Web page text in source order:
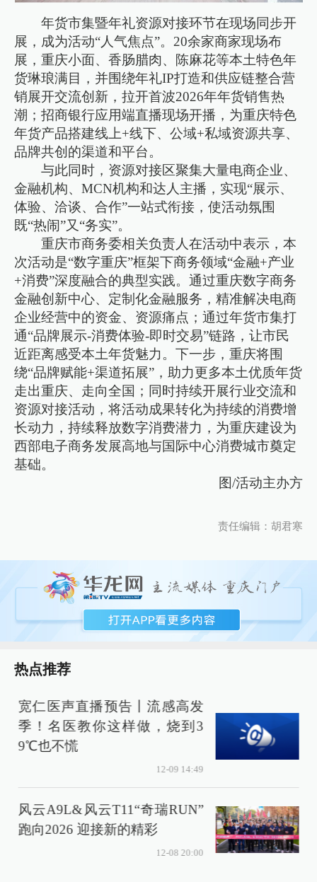
年货市集暨年礼资源对接环节在现场同步开
展，成为活动“人气焦点”。20余家商家现场布
展，重庆小面、香肠腊肉、陈麻花等本土特色年
货琳琅满目，并围绕年礼IP打造和供应链整合营
销展开交流创新，拉开首波2026年年货销售热
潮；招商银行应用端直播现场开播，为重庆特色
年货产品搭建线上+线下、公域+私域资源共享、
品牌共创的渠道和平台。
与此同时，资源对接区聚集大量电商企业、
金融机构、MCN机构和达人主播，实现“展示、
体验、洽谈、合作”一站式衔接，使活动氛围
既“热闹”又“务实”。
重庆市商务委相关负责人在活动中表示，本
次活动是“数字重庆”框架下商务领域“金融+产业
+消费”深度融合的典型实践。通过重庆数字商务
金融创新中心、定制化金融服务，精准解决电商
企业经营中的资金、资源痛点；通过年货市集打
通“品牌展示-消费体验-即时交易”链路，让市民
近距离感受本土年货魅力。下一步，重庆将围
绕“品牌赋能+渠道拓展”，助力更多本土优质年货
走出重庆、走向全国；同时持续开展行业交流和
资源对接活动，将活动成果转化为持续的消费增
长动力，持续释放数字消费潜力，为重庆建设为
西部电子商务发展高地与国际中心消费城市奠定
基础。
图/活动主办方
责任编辑：胡君寒
热点推荐
宽仁医声直播预告丨流感高发
季！名医教你这样做，烧到3
9℃也不慌
12-09 14:49
风云A9L&风云T11“奇瑞RUN”
跑向2026 迎接新的精彩
12-08 20:00